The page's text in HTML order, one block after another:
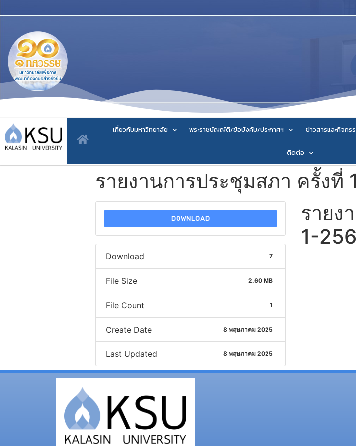
เกี่ยวกับมหาวิทยาลัย พระราชบัญญัติ/ข้อบังคับ/ประกาศฯ ข่าวสารและกิจกร
ติดต่อ
รายงานการประชุมสภา ครั้งที่
DOWNLOAD
Download 7
File Size 2.60 MB
File Count 1
Create Date 8 พฤษภาคม 2025
Last Updated 8 พฤษภาคม 2025
รายง
1-